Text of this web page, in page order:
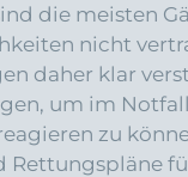
die meisten
nicht
daher klar
um im
zu
Rettungspläne